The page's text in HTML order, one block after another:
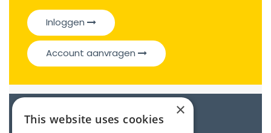
Inloggen
Account aanvragen
Catalogue
×
This website uses cookies